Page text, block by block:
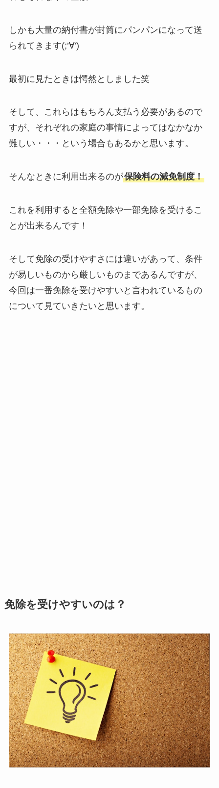
しかも大量の納付書が封筒にパンパンになって送
られてきます(;’∀’)
最初に見たときは愕然としました笑
そして、これらはもちろん支払う必要があるので
すが、それぞれの家庭の事情によってはなかなか
難しい・・・という場合もあるかと思います。
そんなときに利用出来るのが保険料の減免制度！
これを利用すると全額免除や一部免除を受けるこ
とが出来るんです！
そして免除の受けやすさには違いがあって、条件
が易しいものから厳しいものまであるんですが、
今回は一番免除を受けやすいと言われているもの
について見ていきたいと思います。
免除を受けやすいのは？